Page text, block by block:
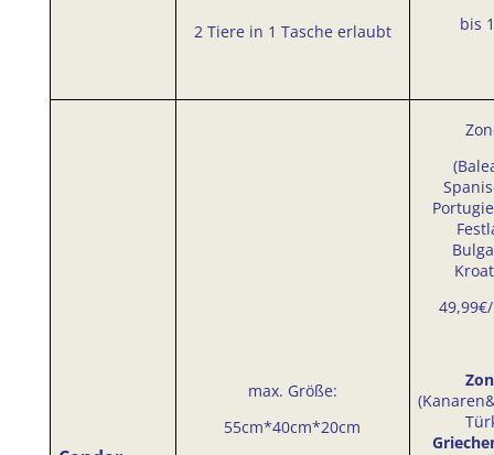
2 Tiere in 1 Tasche erlaubt
bis
max. Größe:
55cm*40cm*20cm